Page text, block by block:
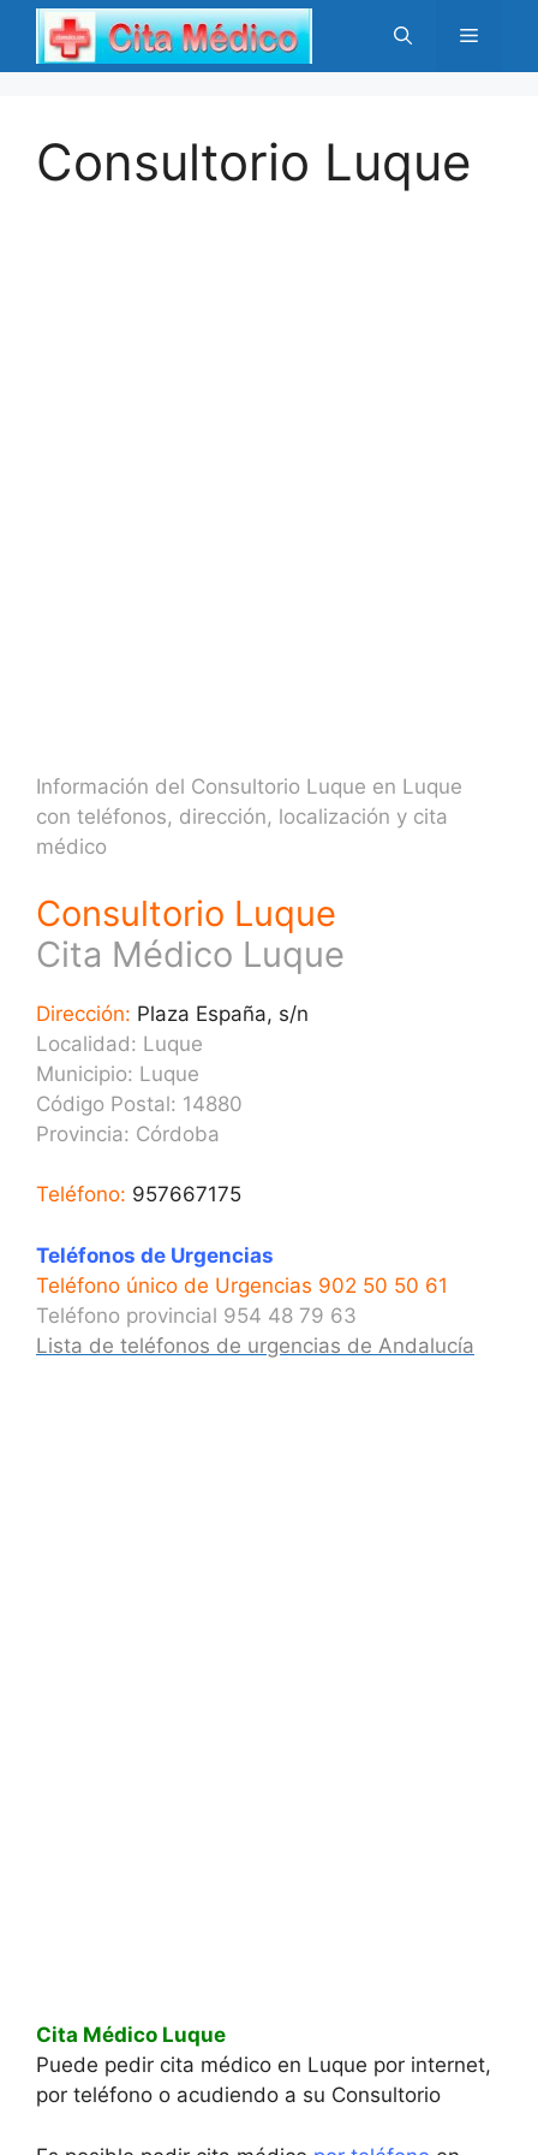
Saltar
contenido
Menú
Consultorio Luque
Información del Consultorio Luque en Luque
con teléfonos, dirección, localización y cita
médico
Consultorio Luque
Cita Médico Luque
Dirección: Plaza España, s/n
Localidad: Luque
Municipio: Luque
Código Postal: 14880
Provincia: Córdoba
Teléfono: 957667175
Teléfonos de Urgencias
Teléfono único de Urgencias 902 50 50 61
Teléfono provincial 954 48 79 63
Lista de teléfonos de urgencias de Andalucía
Cita Médico Luque
Puede pedir cita médico en Luque por internet,
por teléfono o acudiendo a su Consultorio